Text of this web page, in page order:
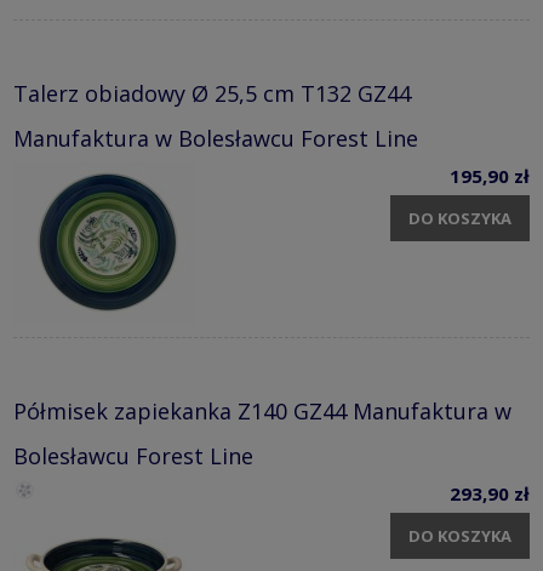
Talerz obiadowy Ø 25,5 cm T132 GZ44
Manufaktura w Bolesławcu Forest Line
195,90 zł
DO KOSZYKA
Półmisek zapiekanka Z140 GZ44 Manufaktura w
Bolesławcu Forest Line
293,90 zł
DO KOSZYKA